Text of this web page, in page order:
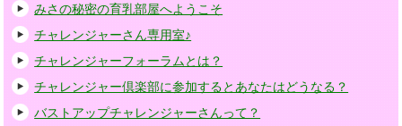
みさの秘密の育乳部屋へようこそ
チャレンジャーさん専用室♪
チャレンジャーフォーラムとは？
チャレンジャー倶楽部に参加するとあなたはどうなる？
バストアップチャレンジャーさんって？